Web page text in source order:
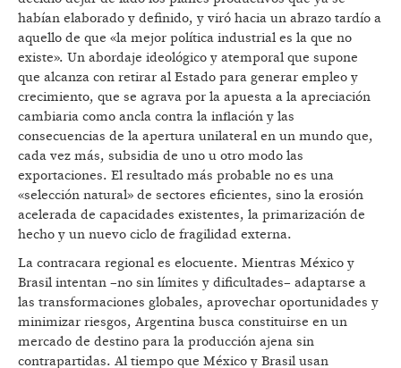
habían elaborado y definido, y viró hacia un abrazo tardío a
aquello de que «la mejor política industrial es la que no
existe». Un abordaje ideológico y atemporal que supone
que alcanza con retirar al Estado para generar empleo y
crecimiento, que se agrava por la apuesta a la apreciación
cambiaria como ancla contra la inflación y las
consecuencias de la apertura unilateral en un mundo que,
cada vez más, subsidia de uno u otro modo las
exportaciones. El resultado más probable no es una
«selección natural» de sectores eficientes, sino la erosión
acelerada de capacidades existentes, la primarización de
hecho y un nuevo ciclo de fragilidad externa.
La contracara regional es elocuente. Mientras México y
Brasil intentan –no sin límites y dificultades– adaptarse a
las transformaciones globales, aprovechar oportunidades y
minimizar riesgos, Argentina busca constituirse en un
mercado de destino para la producción ajena sin
contrapartidas. Al tiempo que México y Brasil usan